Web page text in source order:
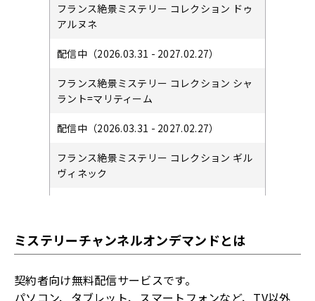
フランス絶景ミステリー コレクション ドゥ
アルヌネ
配信中（2026.03.31 - 2027.02.27）
フランス絶景ミステリー コレクション シャ
ラント=マリティーム
配信中（2026.03.31 - 2027.02.27）
フランス絶景ミステリー コレクション ギル
ヴィネック
フランス絶景ミステリー コレクション リリ
ユー
配信中（2026.03.31 - 2027.02.27）
ミステリーチャンネルオンデマンドとは
契約者向け無料配信サービスです。
パソコン、タブレット、スマートフォンなど、TV以外